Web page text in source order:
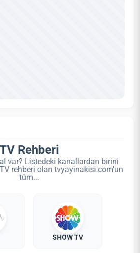
TV Rehberi
var? Listedeki kanallardan birini
rehberi olan tvyayinakisi.com'un
tüm...
SHOW TV